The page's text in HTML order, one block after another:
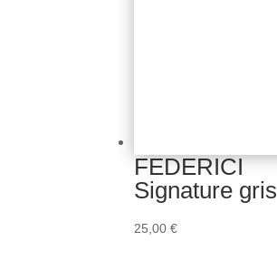
FEDERICI
Signature gris
25,00€